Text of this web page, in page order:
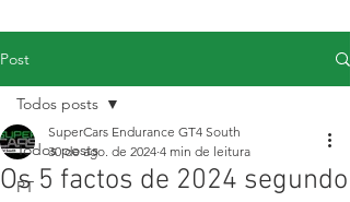
Post
Todos posts
PT
Todos posts
Os 5 factos de 2024 segundo
SuperCars Endurance GT4 South
30 de ago. de 2024 4 min de leitura